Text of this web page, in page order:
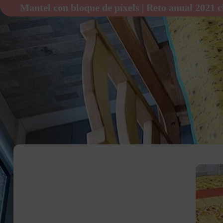
Mantel con bloque de píxels | Reto anual 2021